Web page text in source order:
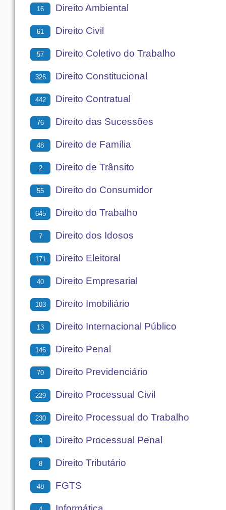
16 Direito Ambiental
61 Direito Civil
57 Direito Coletivo do Trabalho
326 Direito Constitucional
442 Direito Contratual
76 Direito das Sucessões
48 Direito de Família
2 Direito de Trânsito
55 Direito do Consumidor
645 Direito do Trabalho
7 Direito dos Idosos
171 Direito Eleitoral
40 Direito Empresarial
103 Direito Imobiliário
13 Direito Internacional Público
146 Direito Penal
70 Direito Previdenciário
229 Direito Processual Civil
230 Direito Processual do Trabalho
9 Direito Processual Penal
8 Direito Tributário
48 FGTS